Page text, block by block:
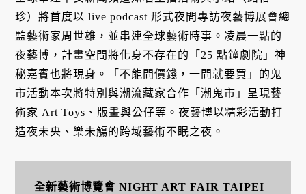
珍）將首度以 live podcast 形式夜間專訪夜藝博展會總
監藝術家周世雄，並串連全球藝術時事。凌晨一點的
夜藝博，計畫空間將化身不存在的「25 點鐘劇院」神
秘嘉賓也將現身。「不能問價錢，一問就要買」的鬼
市活動本次將特別與潮流藏家合作「潮鬼市」呈現藝
術家 Art Toys、版畫與公仔等。夜藝博以精彩活動打
造夜未央、樂未觴的跨域藝術不眠之夜。
全新藝術博覽會 NIGHT ART FAIR TAIPEI